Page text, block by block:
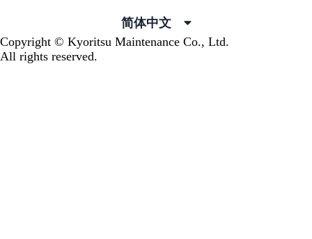
简体中文
Copyright © Kyoritsu Maintenance Co., Ltd.
All rights reserved.